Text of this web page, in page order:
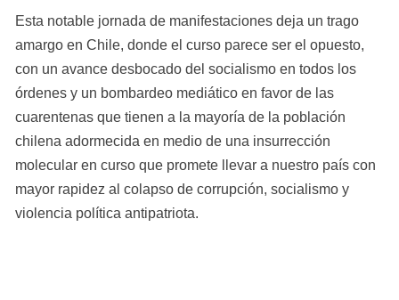
Esta notable jornada de manifestaciones deja un trago
amargo en Chile, donde el curso parece ser el opuesto,
con un avance desbocado del socialismo en todos los
órdenes y un bombardeo mediático en favor de las
cuarentenas que tienen a la mayoría de la población
chilena adormecida en medio de una insurrección
molecular en curso que promete llevar a nuestro país con
mayor rapidez al colapso de corrupción, socialismo y
violencia política antipatriota.